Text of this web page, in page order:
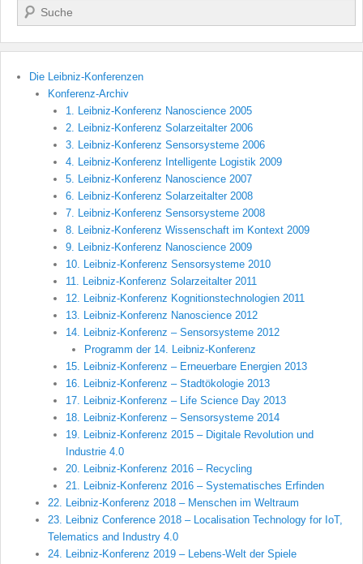
Search
Die Leibniz-Konferenzen
Konferenz-Archiv
1. Leibniz-Konferenz Nanoscience 2005
2. Leibniz-Konferenz Solarzeitalter 2006
3. Leibniz-Konferenz Sensorsysteme 2006
4. Leibniz-Konferenz Intelligente Logistik 2009
5. Leibniz-Konferenz Nanoscience 2007
6. Leibniz-Konferenz Solarzeitalter 2008
7. Leibniz-Konferenz Sensorsysteme 2008
8. Leibniz-Konferenz Wissenschaft im Kontext 2009
9. Leibniz-Konferenz Nanoscience 2009
10. Leibniz-Konferenz Sensorsysteme 2010
11. Leibniz-Konferenz Solarzeitalter 2011
12. Leibniz-Konferenz Kognitionstechnologien 2011
13. Leibniz-Konferenz Nanoscience 2012
14. Leibniz-Konferenz – Sensorsysteme 2012
Programm der 14. Leibniz-Konferenz
15. Leibniz-Konferenz – Erneuerbare Energien 2013
16. Leibniz-Konferenz – Stadtökologie 2013
17. Leibniz-Konferenz – Life Science Day 2013
18. Leibniz-Konferenz – Sensorsysteme 2014
19. Leibniz-Konferenz 2015 – Digitale Revolution und
Industrie 4.0
20. Leibniz-Konferenz 2016 – Recycling
21. Leibniz-Konferenz 2016 – Systematisches Erfinden
22. Leibniz-Konferenz 2018 – Menschen im Weltraum
23. Leibniz Conference 2018 – Localisation Technology for IoT,
Telematics and Industry 4.0
24. Leibniz-Konferenz 2019 – Lebens-Welt der Spiele